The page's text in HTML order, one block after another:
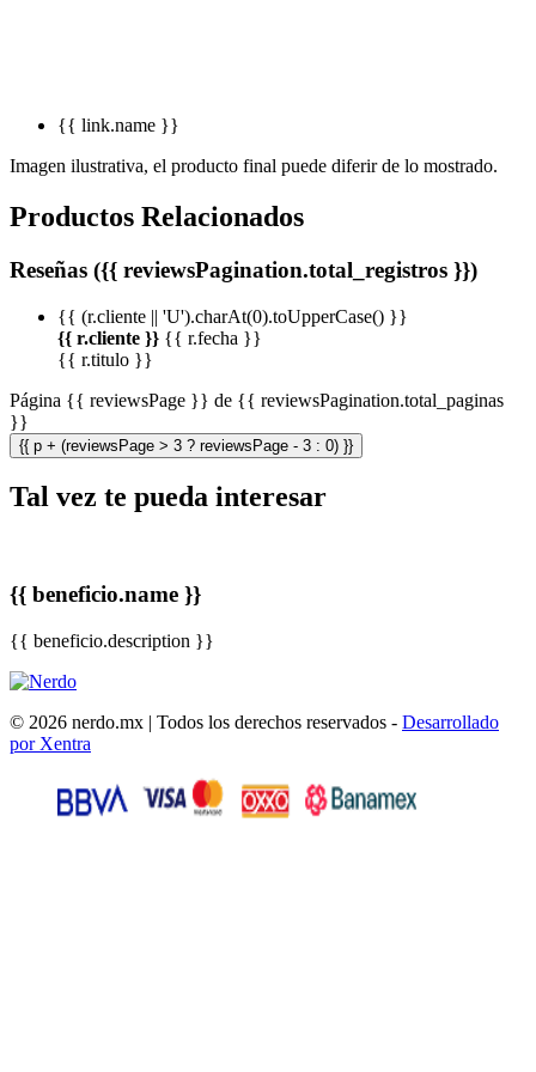
{{ link.name }}
Imagen ilustrativa, el producto final puede diferir de lo mostrado.
Productos Relacionados
Reseñas ({{ reviewsPagination.total_registros }})
{{ (r.cliente || 'U').charAt(0).toUpperCase() }}
{{ r.cliente }} {{ r.fecha }}
{{ r.titulo }}
Página {{ reviewsPage }} de {{ reviewsPagination.total_paginas
}}
{{ p + (reviewsPage > 3 ? reviewsPage - 3 : 0) }}
Tal vez te pueda interesar
{{ beneficio.name }}
{{ beneficio.description }}
© 2026 nerdo.mx | Todos los derechos reservados - Desarrollado
por Xentra